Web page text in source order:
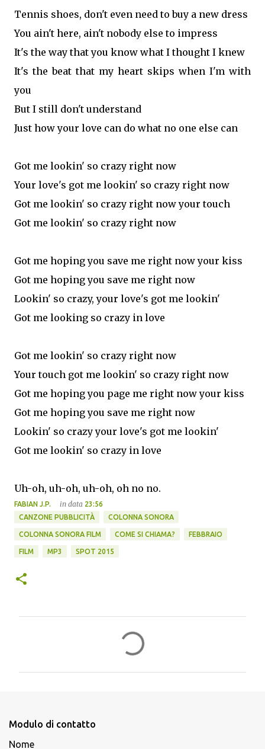
Tennis shoes, don't even need to buy a new dress
You ain't here, ain't nobody else to impress
It's the way that you know what I thought I knew
It's the beat that my heart skips when I'm with
you
But I still don't understand
Just how your love can do what no one else can
Got me lookin' so crazy right now
Your love's got me lookin' so crazy right now
Got me lookin' so crazy right now your touch
Got me lookin' so crazy right now
Got me hoping you save me right now your kiss
Got me hoping you save me right now
Lookin' so crazy, your love's got me lookin'
Got me looking so crazy in love
Got me lookin' so crazy right now
Your touch got me lookin' so crazy right now
Got me hoping you page me right now your kiss
Got me hoping you save me right now
Lookin' so crazy your love's got me lookin'
Got me lookin' so crazy in love
Uh-oh, uh-oh, uh-oh, oh no no.
FABIAN J.P. in data 23:56
CANZONE PUBBLICITÀ
COLONNA SONORA
COLONNA SONORA FILM COME SI CHIAMA? FEBBRAIO
FILM MP3 SPOT 2015
Modulo di contatto
Nome